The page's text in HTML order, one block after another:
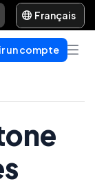
Aide et
Français
un compte